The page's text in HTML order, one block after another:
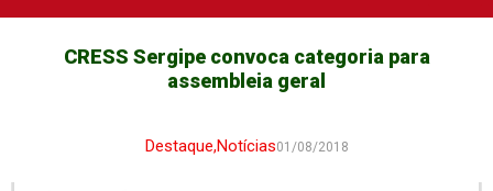
CRESS Sergipe convoca categoria para
assembleia geral
Destaque,Notícias01/08/2018